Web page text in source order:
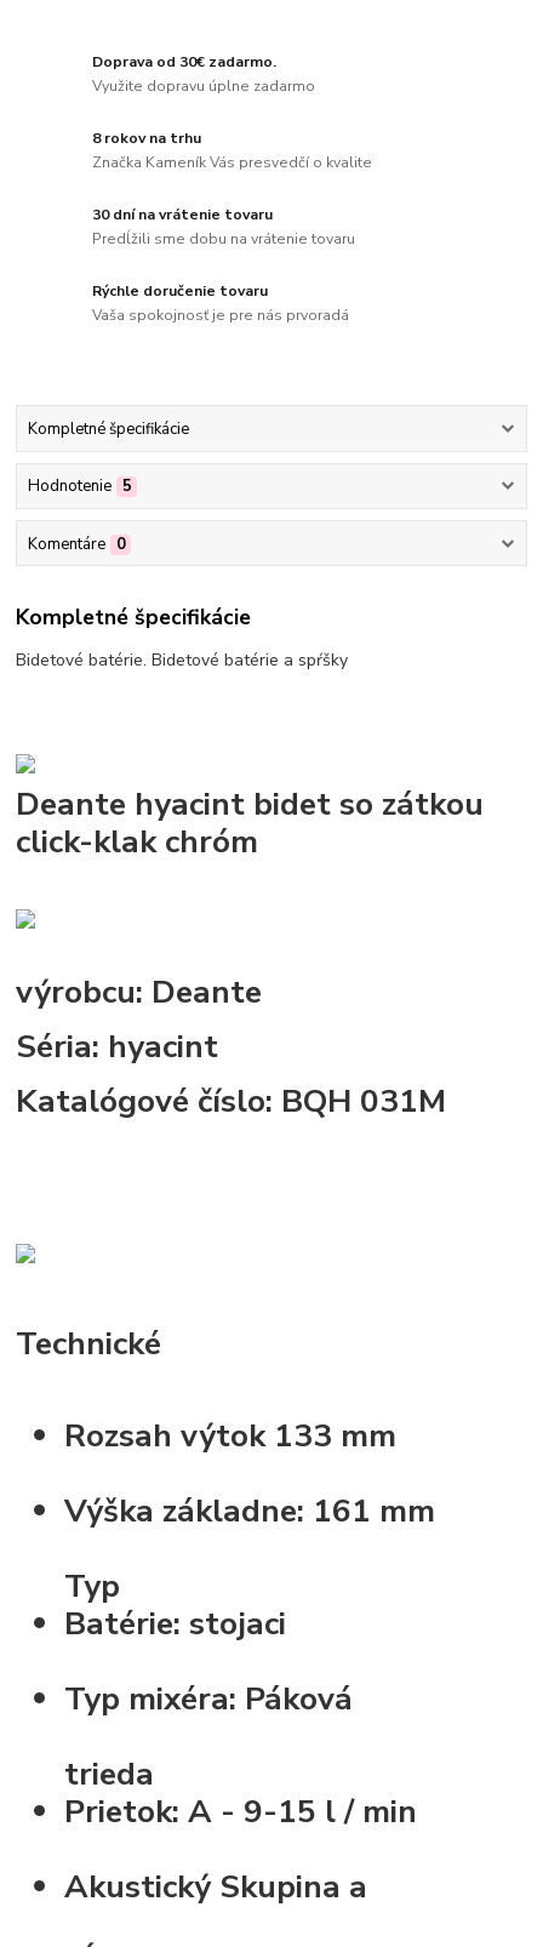
Doprava od 30€ zadarmo.
Využite dopravu úplne zadarmo
8 rokov na trhu
Značka Kameník Vás presvedčí o kvalite
30 dní na vrátenie tovaru
Predĺžili sme dobu na vrátenie tovaru
Rýchle doručenie tovaru
Vaša spokojnosť je pre nás prvoradá
Kompletné špecifikácie
Hodnotenie 5
Komentáre 0
Kompletné špecifikácie
Bidetové batérie. Bidetové batérie a spŕšky
Deante hyacint bidet so zátkou
click-klak chróm
výrobcu: Deante
Séria: hyacint
Katalógové číslo: BQH 031M
Technické
Rozsah výtok 133 mm
Výška základne: 161 mm
Typ
Batérie:stojaci
Typ mixéra: Páková
trieda
Prietok:A - 9-15 l / min
Akustický Skupina a